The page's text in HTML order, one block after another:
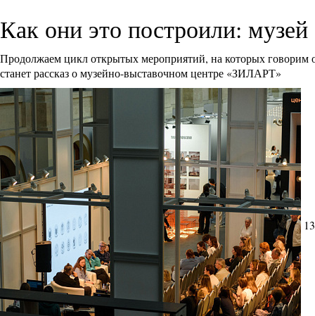
Как они это построили:
Продолжаем цикл открытых мероприятий, на которых
станет рассказ о музейно-выставочном центре «ЗИЛАРТ»